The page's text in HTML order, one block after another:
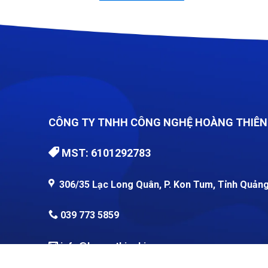
CÔNG TY TNHH CÔNG NGHỆ HOÀNG
MST: 6101292783
306/35 Lạc Long Quân, P. Kon Tum, Tỉnh
039 773 5859
info@hoangthienkim.vn